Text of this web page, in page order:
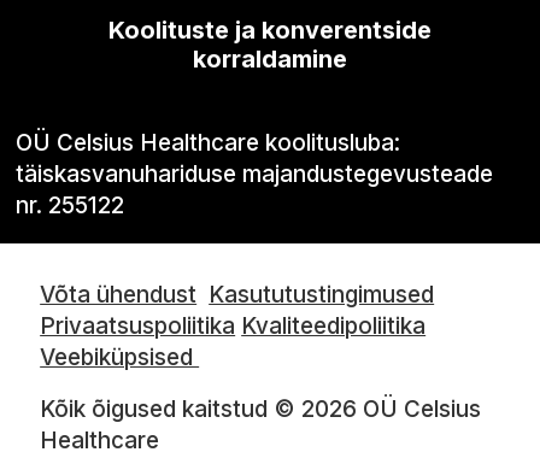
Koolituste ja konverentside
korraldamine
OÜ Celsius Healthcare koolitusluba:
täiskasvanuhariduse majandustegevusteade
nr. 255122
Võta ühendust Kasututustingimused
Privaatsuspoliitika Kvaliteedipoliitika
Veebiküpsised
Kõik õigused kaitstud © 2026 OÜ Celsius
Healthcare